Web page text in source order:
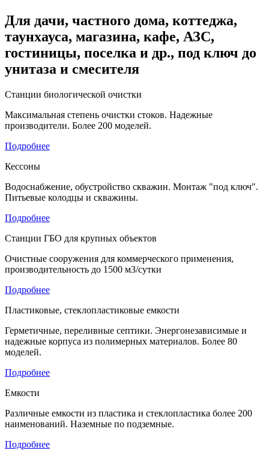
Для дачи, частного дома, коттеджа,
таунхауса, магазина, кафе, АЗС,
гостиницы, поселка и др., под ключ до
унитаза и смесителя
Станции биологической очистки
Максимальная степень очистки стоков. Надежные
производители. Более 200 моделей.
Подробнее
Кессоны
Водоснабжение, обустройство скважин. Монтаж "под ключ".
Питьевые колодцы и скважины.
Подробнее
Станции ГБО для крупных объектов
Очистные сооружения для коммерческого применения,
производительность до 1500 м3/сутки
Подробнее
Пластиковые, стеклопластиковые емкости
Герметичные, переливные септики. Энергонезависимые и
надежные корпуса из полимерных материалов. Более 80
моделей.
Подробнее
Емкости
Различные емкости из пластика и стеклопластика более 200
наименований. Наземные по подземные.
Подробнее